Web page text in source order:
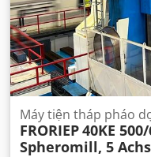
Máy tiện tháp pháo
FRORIEP40KE
Spheromill, 5